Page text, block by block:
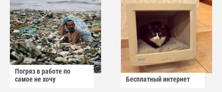
Погряз в работе по
самое не хочу
Бесплатный интернет